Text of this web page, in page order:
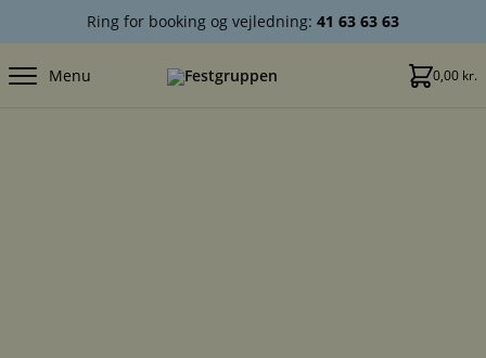
Ring for booking og vejledning: 41 63 63 63
Menu 0,00 kr.